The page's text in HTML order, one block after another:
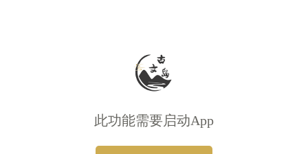
此功能需要启动App